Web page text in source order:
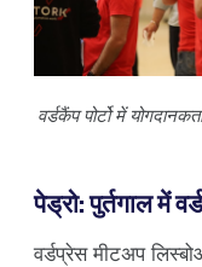
वर्डकैंप पोर्टो में
पेड्रो: पुर्तगाल में
वर्डप्रेस मीटअप